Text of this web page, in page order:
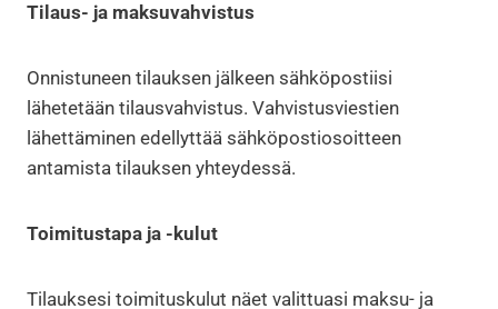
Tilaus- ja maksuvahvistus
Onnistuneen tilauksen jälkeen sähköpostiisi
lähetetään tilausvahvistus. Vahvistusviestien
lähettäminen edellyttää sähköpostiosoitteen
antamista tilauksen yhteydessä.
Toimitustapa ja -kulut
Tilauksesi toimituskulut näet valittuasi maksu- ja